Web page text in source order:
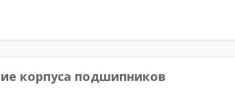
корпуса подшипников